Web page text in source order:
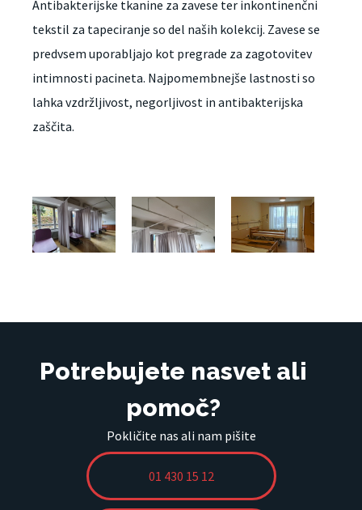
Antibakterijske tkanine za zavese ter inkontinenčni
tekstil za tapeciranje so del naših kolekcij. Zavese se
predvsem uporabljajo kot pregrade za zagotovitev
intimnosti pacineta. Najpomembnejše lastnosti so
lahka vzdržljivost, negorljivost in antibakterijska
zaščita.
Potrebujete nasvet ali
pomoč?
Pokličite nas ali nam pišite
01 430 15 12